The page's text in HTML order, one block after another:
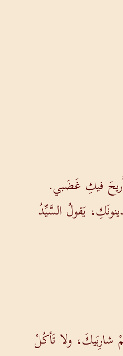
فيكِ غَضَبي.
يَقولُ السَّيِّدُ
ولا تَأكُلْ